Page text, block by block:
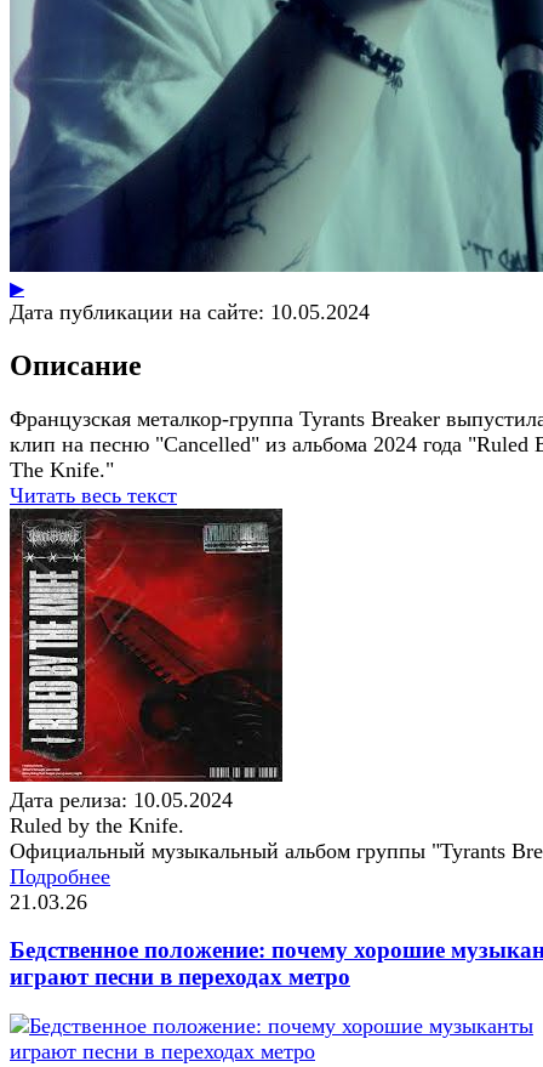
▶
Дата публикации на сайте: 10.05.2024
Описание
Французская металкор-группа Tyrants Breaker
клип на песню "Cancelled" из альбома 2024 года "Ruled
The Knife."
Читать весь текст
Дата релиза: 10.05.2024
Ruled by the Knife.
Официальный музыкальный альбом группы "Tyrants
Подробнее
21.03.26
Бедственное положение: почему хорошие
играют песни в переходах метро